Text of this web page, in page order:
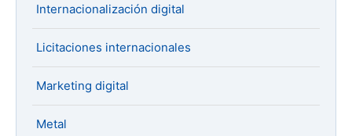
Internacionalización digital
Licitaciones internacionales
Marketing digital
Metal